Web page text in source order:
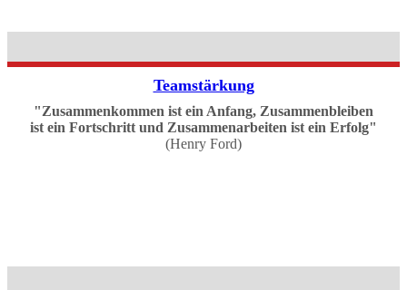
Teamstärkung
"Zusammenkommen ist ein Anfang, Zusammenbleiben
ist ein Fortschritt und Zusammenarbeiten ist ein Erfolg"
(Henry Ford)